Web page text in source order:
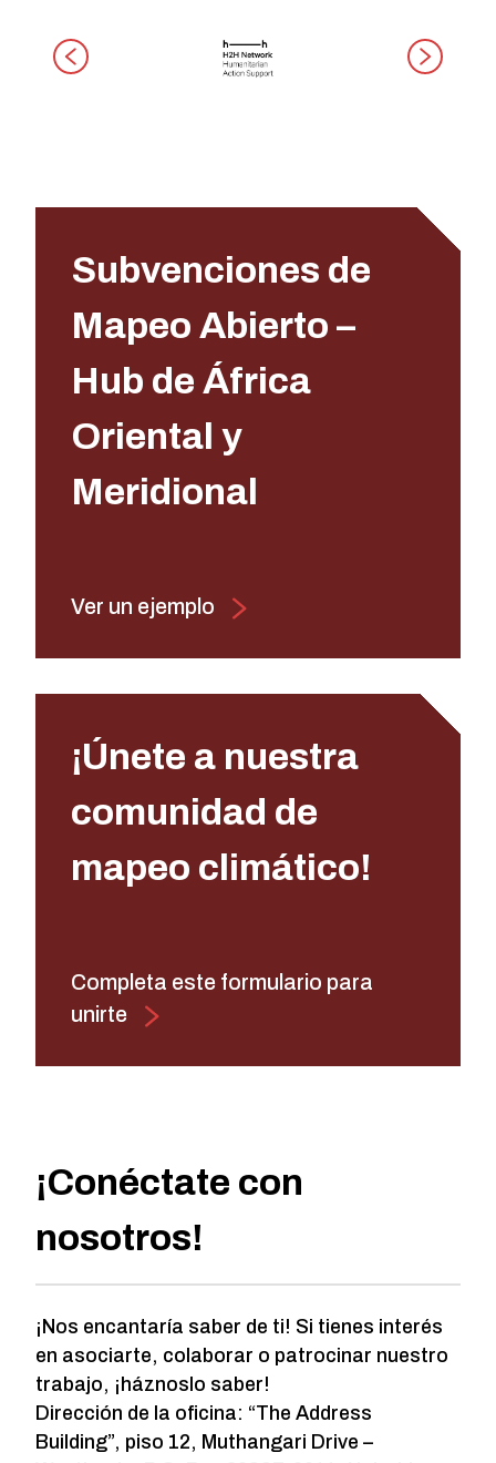
Subvenciones de
Mapeo Abierto –
Hub de África
Oriental y
Meridional
Ver un ejemplo
¡Únete a nuestra
comunidad de
mapeo climático!
Completa este formulario para
unirte
¡Conéctate con
nosotros!
¡Nos encantaría saber de ti! Si tienes interés
en asociarte, colaborar o patrocinar nuestro
trabajo, ¡háznoslo saber!
Dirección de la oficina: “The Address
Building”, piso 12, Muthangari Drive –